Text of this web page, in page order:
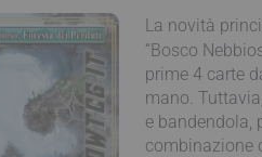
La novità
“Bosco
prime 4 carte
mano.
e bandendola,
combinazione